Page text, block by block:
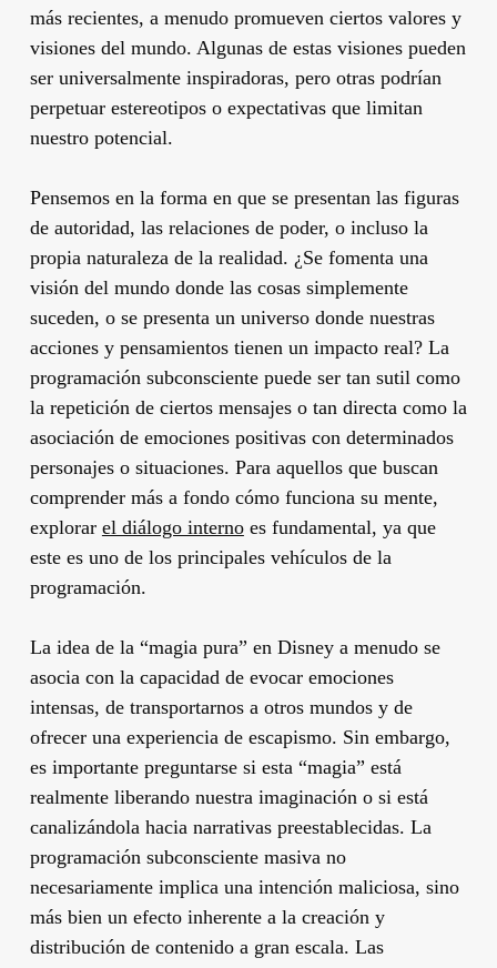
más recientes, a menudo promueven ciertos valores y
visiones del mundo. Algunas de estas visiones pueden
ser universalmente inspiradoras, pero otras podrían
perpetuar estereotipos o expectativas que limitan
nuestro potencial.
Pensemos en la forma en que se presentan las figuras
de autoridad, las relaciones de poder, o incluso la
propia naturaleza de la realidad. ¿Se fomenta una
visión del mundo donde las cosas simplemente
suceden, o se presenta un universo donde nuestras
acciones y pensamientos tienen un impacto real? La
programación subconsciente puede ser tan sutil como
la repetición de ciertos mensajes o tan directa como la
asociación de emociones positivas con determinados
personajes o situaciones. Para aquellos que buscan
comprender más a fondo cómo funciona su mente,
explorar el diálogo internoes fundamental, ya que
este es uno de los principales vehículos de la
programación.
La idea de la “magia pura” en Disney a menudo se
asocia con la capacidad de evocar emociones
intensas, de transportarnos a otros mundos y de
ofrecer una experiencia de escapismo. Sin embargo,
es importante preguntarse si esta “magia” está
realmente liberando nuestra imaginación o si está
canalizándola hacia narrativas preestablecidas. La
programación subconsciente masiva no
necesariamente implica una intención maliciosa, sino
más bien un efecto inherente a la creación y
distribución de contenido a gran escala. Las